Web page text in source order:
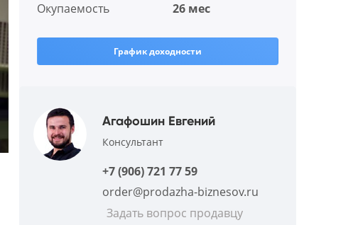
Окупаемость
26 мес
График доходности
Агафошин Евгений
Консультант
+7 (906) 721 77 59
order@prodazha-biznesov.ru
Задать вопрос продавцу